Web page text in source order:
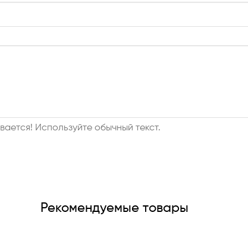
Используйте обычный текст.
Рекомендуемые товары